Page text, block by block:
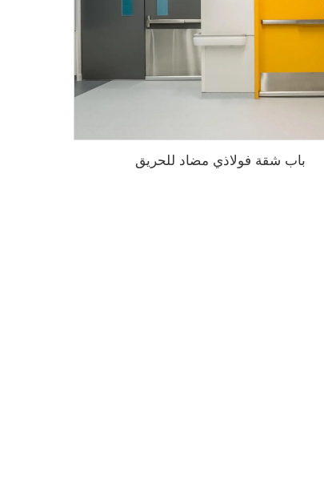
باب شقة فولاذي مضاد للحريق